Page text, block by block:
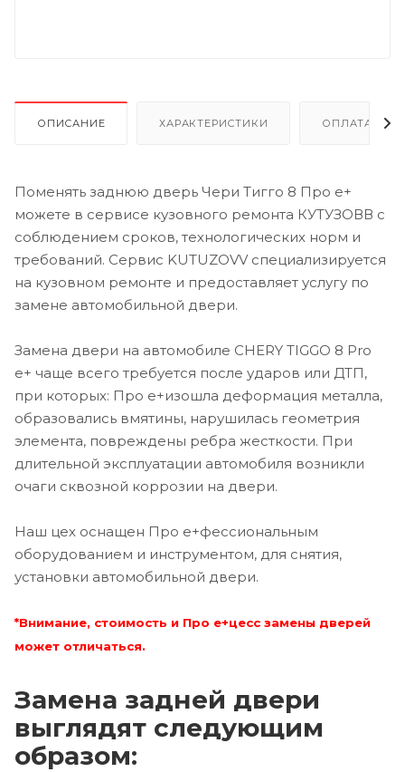
ОПИСАНИЕ ХАРАКТЕРИСТИКИ ОПЛАТА И
Поменять заднюю дверь Чери Тигго 8 Про е+
можете в сервисе кузовного ремонта КУТУЗОВВ с
соблюдением сроков, технологических норм и
требований. Сервис KUTUZOVV специализируется
на кузовном ремонте и предоставляет услугу по
замене автомобильной двери.
Замена двери на автомобиле CHERY TIGGO 8 Pro
e+ чаще всего требуется после ударов или ДТП,
при которых: Про е+изошла деформация металла,
образовались вмятины, нарушилась геометрия
элемента, повреждены ребра жесткости. При
длительной эксплуатации автомобиля возникли
очаги сквозной коррозии на двери.
Наш цех оснащен Про е+фессиональным
оборудованием и инструментом, для снятия,
установки автомобильной двери.
*Внимание, стоимость и Про е+цесс замены дверей
может отличаться.
Замена задней двери
выглядят следующим
образом: